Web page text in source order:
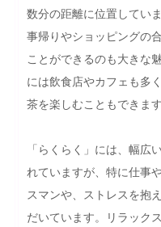
数分の距離に位置してい
事帰りやショッピングの
ことができるのも大きな
には飲食店やカフェも多
茶を楽しむこともできます
「らくらく」には、幅広
れていますが、特に仕事
スマンや、ストレスを抱
だいています。リラック